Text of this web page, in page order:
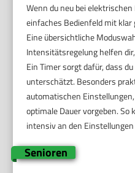
Wenn du neu bei
einfaches Bedienfeld mit klar
Eine übersichtliche
Intensitätsregelung helfen
Ein Timer sorgt dafür, dass
unterschätzt. Besonders
automatischen
optimale Dauer vorgeben.
intensiv an den
Senioren